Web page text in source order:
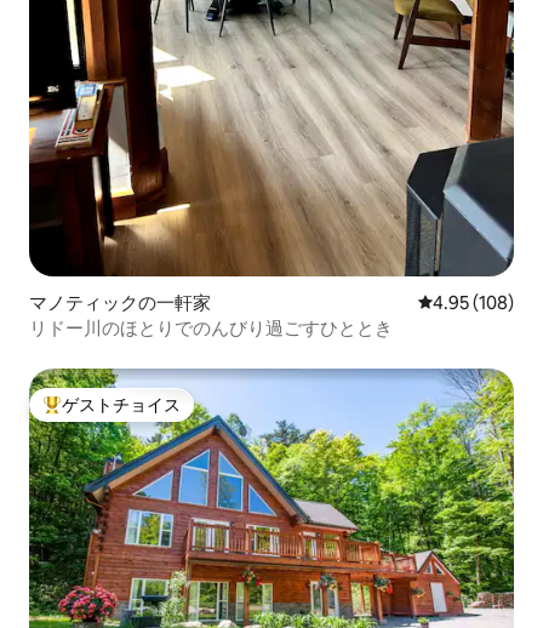
マノティックの一軒家 レビュー108
4.95 (108)
リドー川のほとりでのんびり過ごすひととき
大好評のゲストチョイスです。
ゲストチョイス